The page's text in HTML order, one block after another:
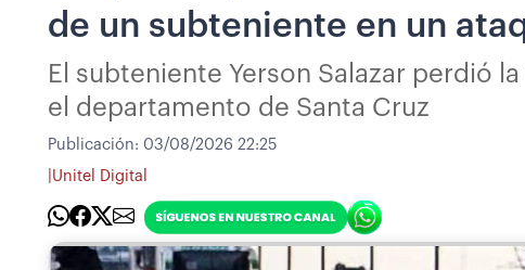
de un subteniente en un
El subteniente Yerson Salazar perdió
el departamento de Santa Cruz
Publicación: 03/08/2026 22:25
Unitel Digital